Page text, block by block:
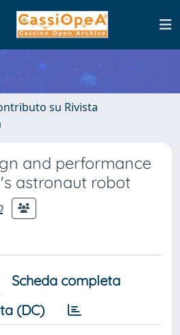
su Rivista
and performance
astronaut robot
Scheda completa
(DC)